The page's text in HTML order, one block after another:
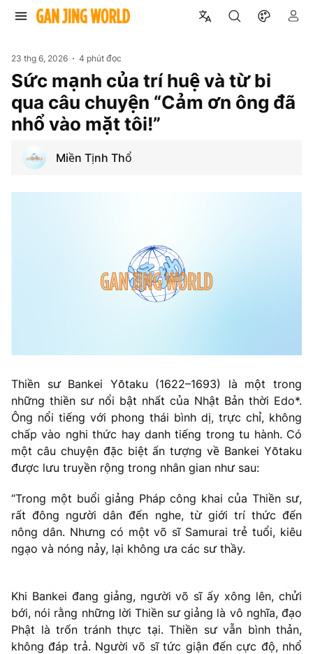
23 thg 6, 2026 4 phút đọc
Sức mạnh của trí huệ và từ bi
qua câu chuyện “Cảm ơn ông đã
nhổ vào mặt tôi!”
Miền Tịnh Thổ
Thiền sư Bankei Yōtaku (1622–1693) là một trong
những thiền sư nổi bật nhất của Nhật Bản thời Edo*.
Ông nổi tiếng với phong thái bình dị, trực chỉ, không
chấp vào nghi thức hay danh tiếng trong tu hành. Có
một câu chuyện đặc biệt ấn tượng về Bankei Yōtaku
được lưu truyền rộng trong nhân gian như sau:
“Trong một buổi giảng Pháp công khai của Thiền sư,
rất đông người dân đến nghe, từ giới trí thức đến
nông dân. Nhưng có một võ sĩ Samurai trẻ tuổi, kiêu
ngạo và nóng nảy, lại không ưa các sư thầy.
Khi Bankei đang giảng, người võ sĩ ấy xông lên, chửi
bới, nói rằng những lời Thiền sư giảng là vô nghĩa, đạo
Phật là trốn tránh thực tại. Thiền sư vẫn bình thản,
không đáp trả. Người võ sĩ tức giận đến cực độ, nhổ